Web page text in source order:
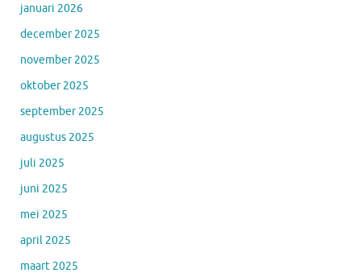
januari 2026
december 2025
november 2025
oktober 2025
september 2025
augustus 2025
juli 2025
juni 2025
mei 2025
april 2025
maart 2025